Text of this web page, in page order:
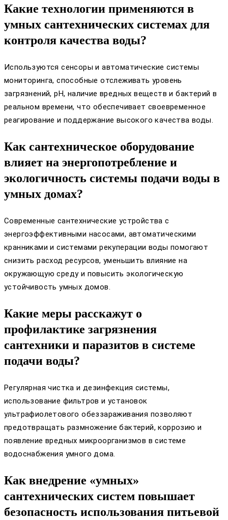
Какие технологии применяются в
умных сантехнических системах для
контроля качества воды?
Используются сенсоры и автоматические системы
мониторинга, способные отслеживать уровень
загрязнений, pH, наличие вредных веществ и бактерий в
реальном времени, что обеспечивает своевременное
реагирование и поддержание высокого качества воды.
Как сантехническое оборудование
влияет на энергопотребление и
экологичность системы подачи воды в
умных домах?
Современные сантехнические устройства с
энергоэффективными насосами, автоматическими
кранниками и системами рекуперации воды помогают
снизить расход ресурсов, уменьшить влияние на
окружающую среду и повысить экологическую
устойчивость умных домов.
Какие меры расскажут о
профилактике загрязнения
сантехники и паразитов в системе
подачи воды?
Регулярная чистка и дезинфекция системы,
использование фильтров и установок
ультрафиолетового обеззараживания позволяют
предотвращать размножение бактерий, коррозию и
появление вредных микроорганизмов в системе
водоснабжения умного дома.
Как внедрение «умных»
сантехнических систем повышает
безопасность использования питьевой